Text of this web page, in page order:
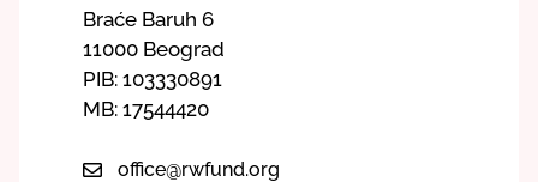
Braće Baruh 6
11000 Beograd
PIB: 103330891
MB: 17544420
office@rwfund.org